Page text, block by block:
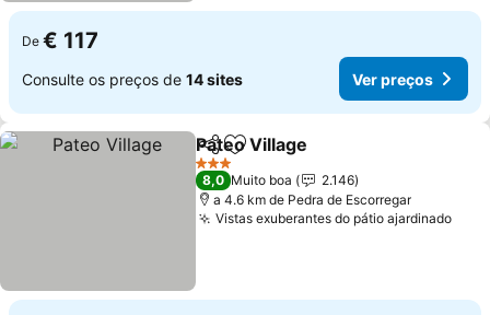
De € 117
Consulte os preços de 14 sites Ver preços
PartilharAdicionar aos favoritos
Pateo Village
3 Estrelas
8,0 Muito boa
2.146
a 4.6 km de Pedra de Escorregar
Vistas exuberantes do pátio ajardinadoVer